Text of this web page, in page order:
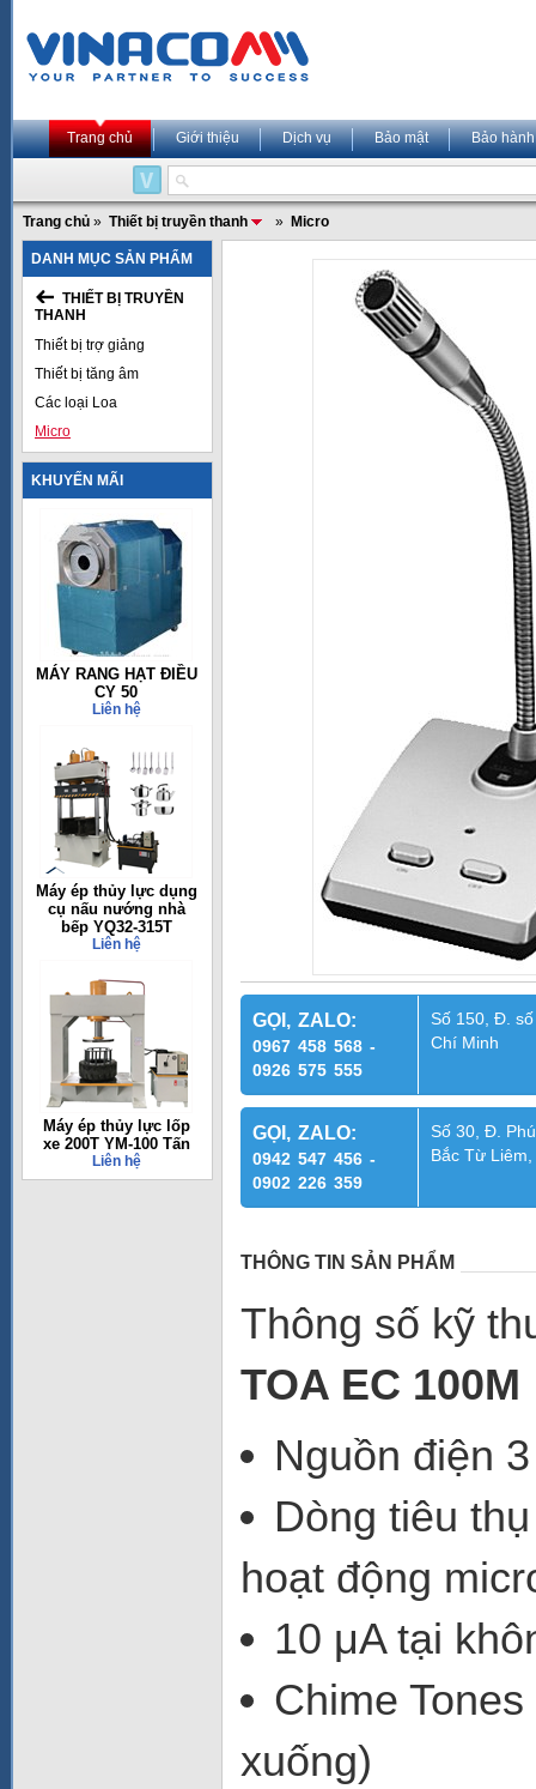
Trang chủ Giới thiệu Dịch vụ Bảo mật Bảo hành
Trang chủ » Thiết bị truyền thanh » Micro
DANH MỤC SẢN PHẨM
THIẾT BỊ TRUYỀN
THANH
Thiết bị trợ giảng
Thiết bị tăng âm
Các loại Loa
Micro
KHUYẾN MÃI
MÁY RANG HẠT ĐIỀU
CY 50
Liên hệ
Máy ép thủy lực dụng
cụ nấu nướng nhà
bếp YQ32-315T
Liên hệ
Máy ép thủy lực lốp
xe 200T YM-100 Tấn
Liên hệ
GỌI, ZALO:
0967 458 568 -
0926 575 555
Số 150, Đ.
Chí Minh
GỌI, ZALO:
0942 547 456 -
0902 226 359
Số 30, Đ.
Bắc Từ
THÔNG TIN SẢN PHẨM
Thông số kỹ
TOA EC 100M
Nguồn điện
Dòng tiêu
hoạt động
10 μA tại
Chime
xuống)